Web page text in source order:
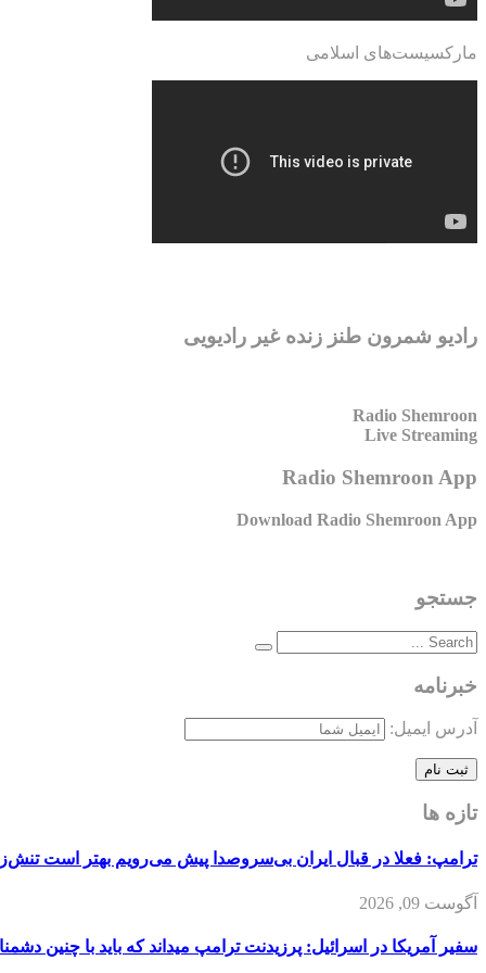
مارکسیست‌های اسلامی
رادیو شمرون طنز زنده غیر رادیویی
Radio Shemroon
Live Streaming
Radio Shemroon App
Download Radio Shemroon App
جستجو
خبرنامه
آدرس ایمیل:
تازه ها
ترامپ: فعلا در قبال ایران بی‌سروصدا پیش می‌رویم بهتر است
آگوست 09, 2026
سفیر آمریکا در اسرائیل: پرزیدنت ترامپ میداند که باید با چنین